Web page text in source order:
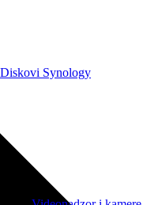
Diskovi Synology